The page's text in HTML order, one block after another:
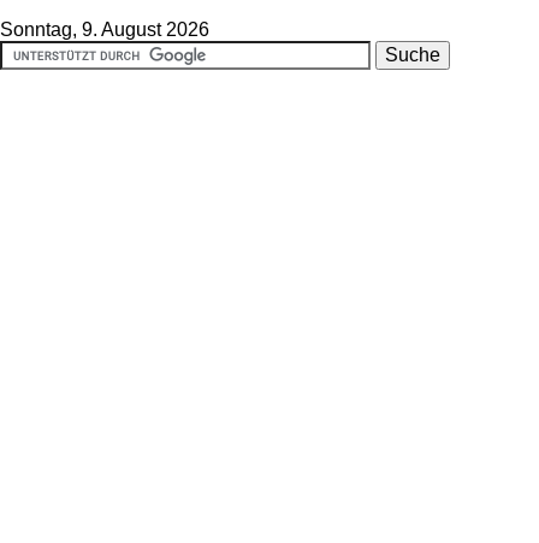
Sonntag, 9. August 2026